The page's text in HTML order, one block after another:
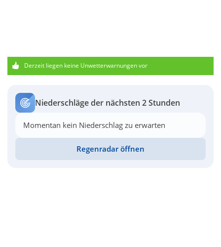
Derzeit liegen keine Unwetterwarnungen vor
Niederschläge der nächsten 2 Stunden
Momentan kein Niederschlag zu erwarten
Regenradar öffnen